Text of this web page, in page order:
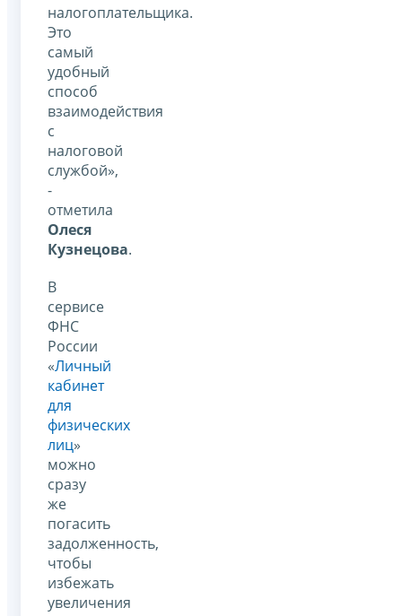
налогоплательщика.
Это
самый
удобный
способ
взаимодействия
с
налоговой
службой»,
-
отметила
Олеся
Кузнецова.
В
сервисе
ФНС
России
«Личный
кабинет
для
физических
лиц»
можно
сразу
же
погасить
задолженность,
чтобы
избежать
увеличения